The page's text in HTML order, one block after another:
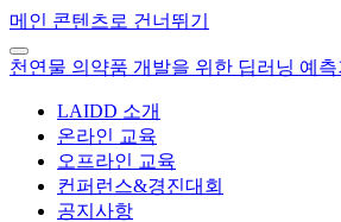
메인 콘텐츠로 건너뛰기
천연물 의약품 개발을 위한 딥러닝 예
LAIDD 소개
온라인 교육
오프라인 교육
컨퍼런스&경진대회
공지사항